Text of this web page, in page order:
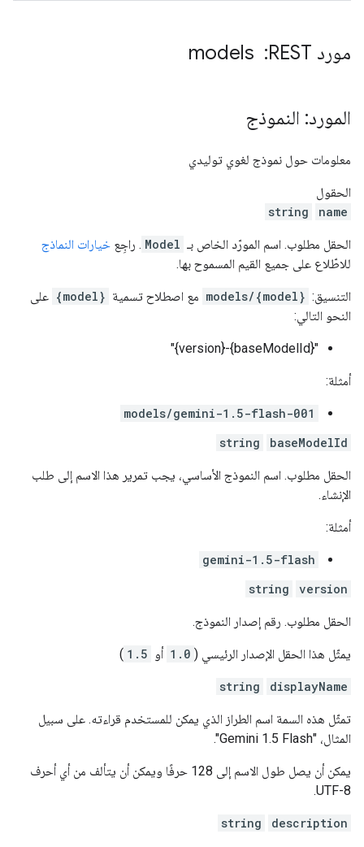
مورد REST: ‏ models
المورد: النموذج
معلومات حول نموذج لغوي توليدي
الحقول
name
string
الحقل مطلوب. اسم المورّد الخاص بـ Model . راجِع خيارات النماذج
للاطّلاع على جميع القيم المسموح بها.
التنسيق: models/{model} مع اصطلاح تسمية {model} على
النحو التالي:
"{baseModelId}-{version}"
أمثلة:
models/gemini-1.5-flash-001
baseModelId
string
الحقل مطلوب. اسم النموذج الأساسي، يجب تمرير هذا الاسم إلى طلب
الإنشاء.
أمثلة:
gemini-1.5-flash
version
string
الحقل مطلوب. رقم إصدار النموذج.
يمثّل هذا الحقل الإصدار الرئيسي ( 1.0 أو 1.5
)
displayName
string
تمثّل هذه السمة اسم الطراز الذي يمكن للمستخدم قراءته. على سبيل
المثال، "Gemini 1.5 Flash".
يمكن أن يصل طول الاسم إلى 128 حرفًا ويمكن أن يتألف من أي أحرف
UTF-8.
description
string